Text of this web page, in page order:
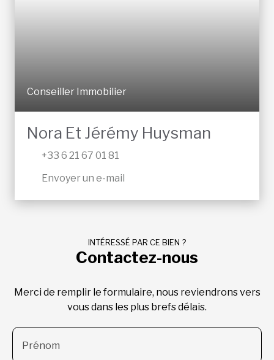
Conseiller Immobilier
Nora Et Jérémy Huysman
+33 6 21 67 01 81
Envoyer un e-mail
INTÉRESSÉ PAR CE BIEN ?
Contactez-nous
Merci de remplir le formulaire, nous reviendrons vers
vous dans les plus brefs délais.
Prénom